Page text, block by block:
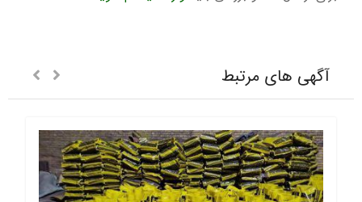
آگهی های مرتبط